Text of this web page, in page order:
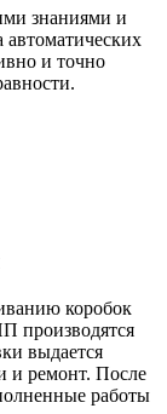
знаниями и
и точно
коробок
производятся
выдается
и ремонт. После
работы